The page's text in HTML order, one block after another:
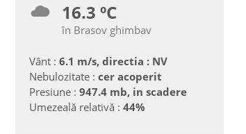
16.3 ºC
în Brasov ghimbav
Vânt : 6.1 m/s, directia : NV
Nebulozitate : cer acoperit
Presiune : 947.4 mb, in scadere
Umezeală relativă : 44%